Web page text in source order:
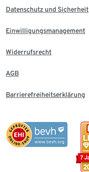
Datenschutz und Sicherheit
Einwilligungsmanagement
Widerrufsrecht
AGB
Barrierefreiheitserklärung